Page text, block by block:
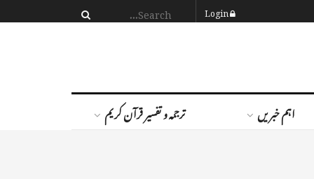
Login
اہم خبریں ترجمہ و تفسیر قرآن کریم